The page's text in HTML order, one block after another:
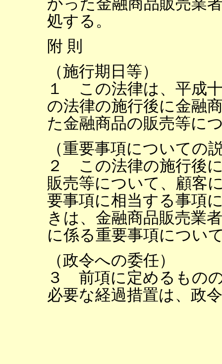
かった金融商品販売業
処する。
附 則
（施行期日等）
１ この法律は、平成
の法律の施行後に金融
た金融商品の販売等に
（重要事項についての
２ この法律の施行後
販売等について、顧客
要事項に相当する事項
きは、金融商品販売業
に係る重要事項につい
（政令への委任）
３ 前項に定めるもの
必要な経過措置は、政